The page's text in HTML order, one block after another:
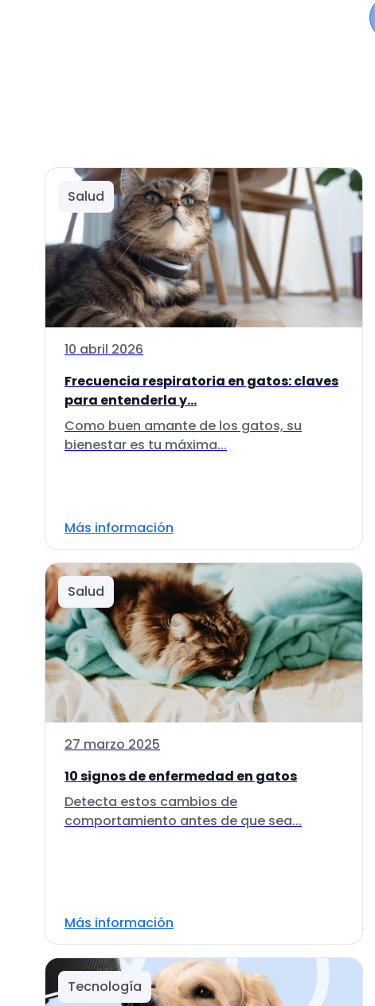
Salud
10 abril 2026
Frecuencia respiratoria en gatos: claves
para entenderla y...
Como buen amante de los gatos, su
bienestar es tu máxima...
Más información
Salud
27 marzo 2025
10 signos de enfermedad en gatos
Detecta estos cambios de
comportamiento antes de que sea...
Más información
Tecnología